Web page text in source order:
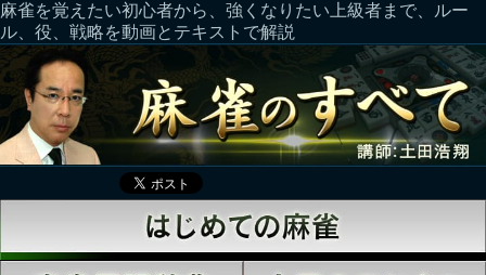
麻雀を覚えたい初心者から、強くなりたい上級者まで、ルー
ル、役、戦略を動画とテキストで解説